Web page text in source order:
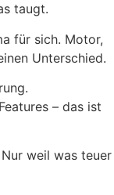
taugt.
für sich. Motor,
Unterschied.
– das ist
weil was teuer